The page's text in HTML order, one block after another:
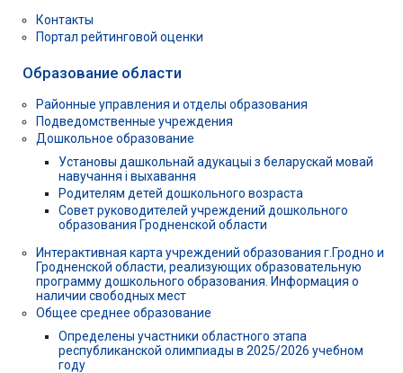
Контакты
Портал рейтинговой оценки
Образование области
Районные управления и отделы образования
Подведомственные учреждения
Дошкольное образование
Установы дашкольнай адукацыі з беларускай мовай
навучання і выхавання
Родителям детей дошкольного возраста
Совет руководителей учреждений дошкольного
образования Гродненской области
Интерактивная карта учреждений образования г.Гродно и
Гродненской области, реализующих образовательную
программу дошкольного образования. Информация о
наличии свободных мест
Общее среднее образование
Определены участники областного этапа
республиканской олимпиады в 2025/2026 учебном
году